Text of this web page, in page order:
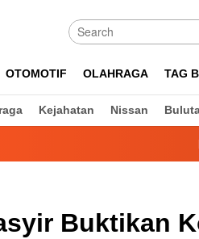
OTOMOTIF OLAHRAGA TAG
Kejahatan Nissan
DPP
Buktikan